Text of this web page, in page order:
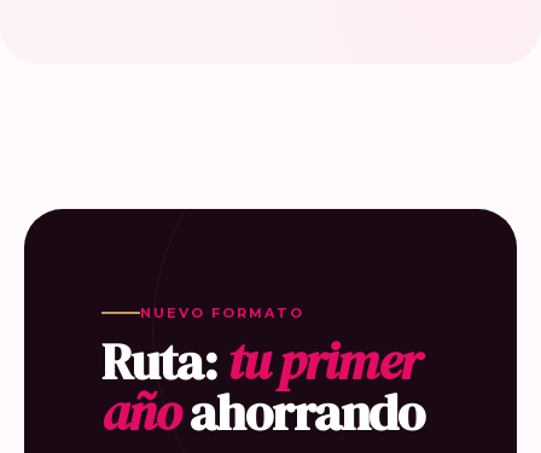
NUEVO FORMATO
Ruta:tu primer
añoahorrando